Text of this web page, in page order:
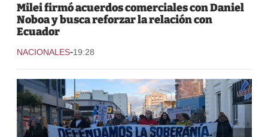
Milei firmó acuerdos comerciales con Daniel
Noboa y busca reforzar la relación con
Ecuador
NACIONALES-19:28